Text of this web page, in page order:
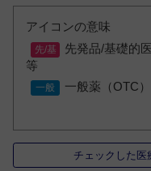
アイコンの意味
先発品/基礎的
等
一般薬（OTC）
チェックした医